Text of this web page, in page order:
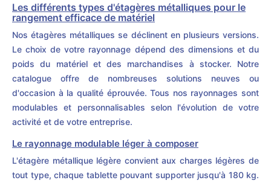
Les différents types d'étagères métalliques pour le
rangement efficace de matériel
Nos étagères métalliques se déclinent en plusieurs versions.
Le choix de votre rayonnage dépend des dimensions et du
poids du matériel et des marchandises à stocker. Notre
catalogue offre de nombreuses solutions neuves ou
d'occasion à la qualité éprouvée. Tous nos rayonnages sont
modulables et personnalisables selon l'évolution de votre
activité et de votre entreprise.
Le rayonnage modulable léger à composer
L'étagère métallique légère convient aux charges légères de
tout type, chaque tablette pouvant supporter jusqu'à 180 kg.